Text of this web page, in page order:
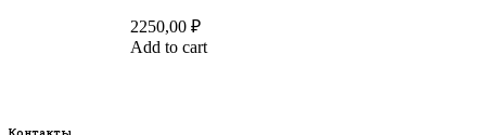
2250,00 ₽
Add to cart